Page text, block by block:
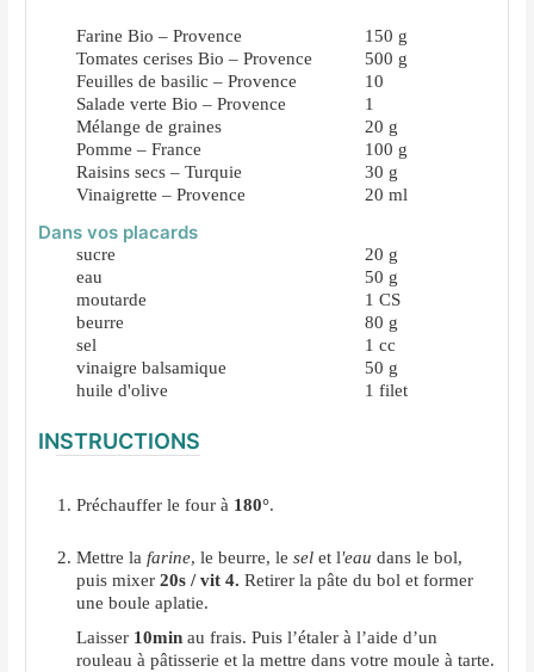
Farine Bio – Provence 150 g
Tomates cerises Bio – Provence
500 g
Feuilles de basilic – Provence
10
Salade verte Bio – Provence
1
Mélange de graines
20 g
Pomme – France
100 g
Raisins secs – Turquie
30 g
Vinaigrette – Provence
20 ml
Dans vos placards
sucre 20 g
eau
50 g
moutarde
1 CS
beurre
80 g
sel
1 cc
vinaigre balsamique
50 g
huile d'olive
1 filet
INSTRUCTIONS
Préchauffer le four à 180°.
Mettre lafarine, le beurre, leselet l'eaudans le bol,
puis mixer20s / vit 4. Retirer la pâte du bol et former
une boule aplatie.
Laisser 10min au frais. Puis l’étaler à l’aide d’un
rouleau à pâtisserie et la mettre dans votre moule à tarte.